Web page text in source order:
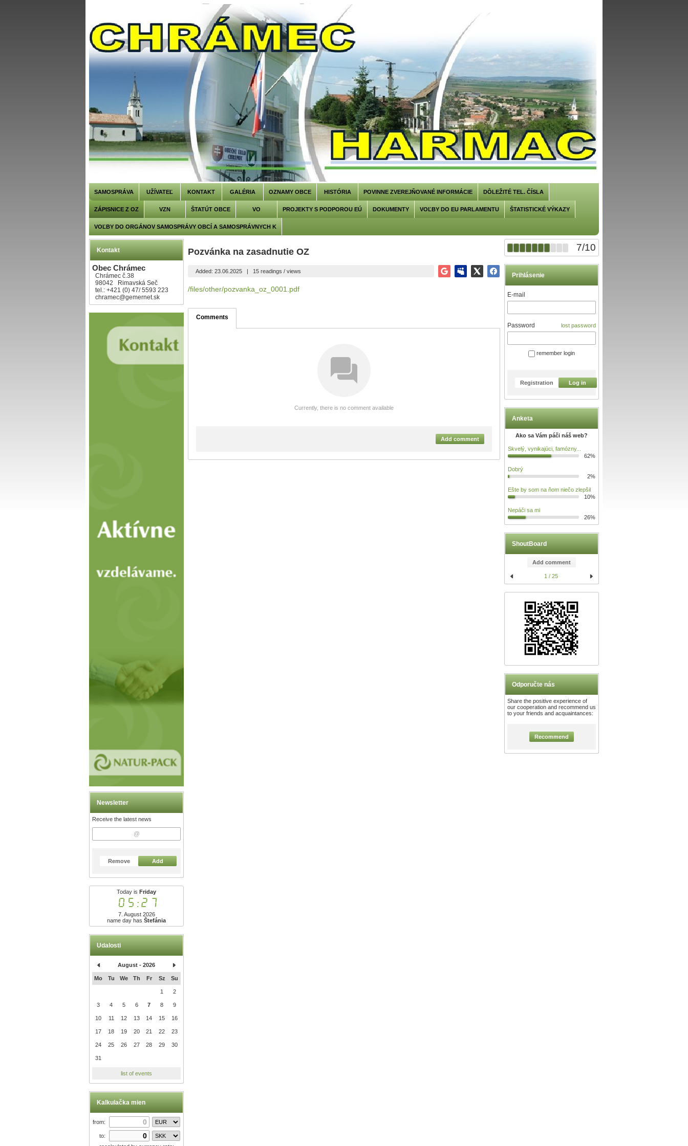
SAMOSPRÁVA UŽÍVATEĽ KONTAKT GALÉRIA OZNAMY OBCE HISTÓRIA POVINNE ZVEREJŇOVANÉ INFORMÁCIE DÔLEŽITÉ TEL. ČÍSLA
ZÁPISNICE Z OZ VZN ŠTATÚT OBCE VO PROJEKTY S PODPOROU EÚ DOKUMENTY VOĽBY DO EU PARLAMENTU ŠTATISTICKÉ VÝKAZY
VOĽBY DO ORGÁNOV SAMOSPRÁVY OBCÍ A SAMOSPRÁVNYCH K
Kontakt
Obec Chrámec
Chrámec č.38
98042 Rimavská Seč
tel.: +421 (0) 47/ 5593 223
chramec@gemernet.sk
Newsletter
Receive the latest news
Remove Add
Today is Friday
05:27
7. August 2026
name day hasŠtefánia
Udalosti
August - 2026
Mo Tu We Th Fr Sz Su
1 2
3 4 5 6 7 8 9
10 11 12 13 14 15 16
17 18 19 20 21 22 23
24 25 26 27 28 29 30
31
list of events
Kalkulačka mien
from:
to:
7/10
Prihlásenie
E-mail
Password lost password
remember login
Registration Log in
Anketa
Ako sa Vám páči náš web?
Skvelý, vynikajúci, famózny...
62%
Dobrý
2%
Ešte by som na ňom niečo zlepšil
10%
Nepáči sa mi
26%
ShoutBoard
Add comment
1 / 25
Odporučte nás
Share the positive experience of
our cooperation and recommend us
to your friends and acquaintances:
Recommend
Pozvánka na zasadnutie OZ
Added: 23.06.2025 | 15 readings / views
/files/other/pozvanka_oz_0001.pdf
Comments
Currently, there is no comment available
Add comment